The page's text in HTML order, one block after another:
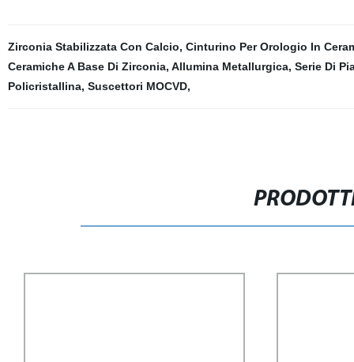
Zirconia Stabilizzata Con Calcio, Cinturino Per Orologio In
Ceramiche A Base Di Zirconia, Allumina Metallurgica, Serie Di
Policristallina, Suscettori MOCVD,